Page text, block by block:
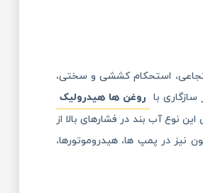
استحکام کششی و سختی،
با روغن ها هیدرولیک
نوع آب بند در فشارهای بالا از
نیز در پمپ ها، هیدروموتورها،